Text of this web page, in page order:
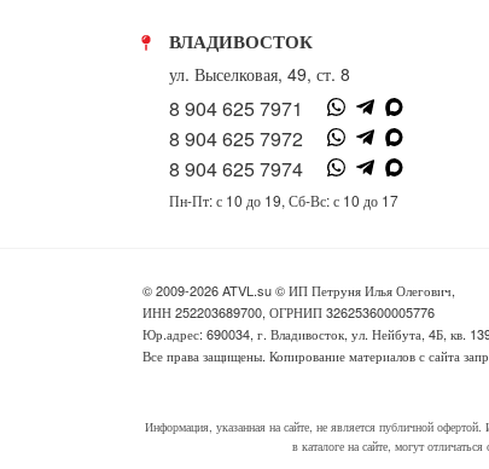
ВЛАДИВОСТОК
ул. Выселковая, 49, ст. 8
8 904 625 7971
8 904 625 7972
8 904 625 7974
Пн-Пт: с 10 до 19, Сб-Вс: с 10 до 17
© 2009-2026 ATVL.su © ИП Петруня Илья Олегович,
ИНН 252203689700, ОГРНИП 326253600005776
Юр.адрес: 690034, г. Владивосток, ул. Нейбута, 4Б, кв.
Все права защищены. Копирование материалов с сайта
Информация, указанная на сайте, не является публичной
в каталоге на сайте, могут